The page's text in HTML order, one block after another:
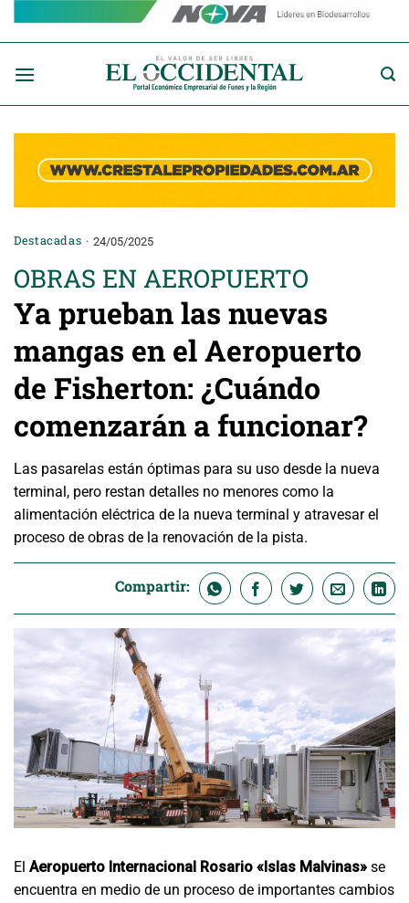
Destacadas 24/05/2025
OBRAS EN AEROPUERTO
Ya prueban las nuevas
mangas en el Aeropuerto
de Fisherton: ¿Cuándo
comenzarán a funcionar?
Las pasarelas están óptimas para su uso desde la nueva
terminal, pero restan detalles no menores como la
alimentación eléctrica de la nueva terminal y atravesar el
proceso de obras de la renovación de la pista.
Compartir:
El Aeropuerto Internacional Rosario «Islas Malvinas» se
encuentra en medio de un proceso de importantes cambios